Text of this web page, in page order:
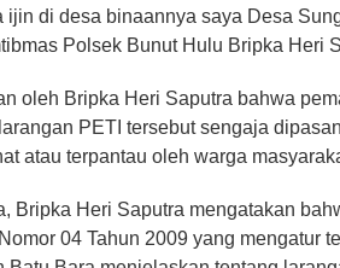
ijin di desa binaannya saya Desa
Polsek Bunut Hulu Bripka Heri
oleh Bripka Heri Saputra bahwa
PETI tersebut sengaja
atau terpantau oleh warga
Bripka Heri Saputra mengatakan
04 Tahun 2009 yang mengatur